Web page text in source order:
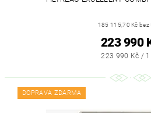
185 115,70 Kč bez
223 990
223 990 Kč / 1
DOPRAVA ZDARMA